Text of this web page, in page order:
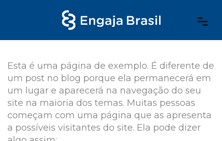
Esta é uma página de exemplo. É diferente de
um post no blog porque ela permanecerá em
um lugar e aparecerá na navegação do seu
site na maioria dos temas. Muitas pessoas
começam com uma página que as apresenta
a possíveis visitantes do site. Ela pode dizer